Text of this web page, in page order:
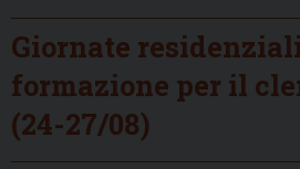
Giornate
formazione per il
(24-27/08)